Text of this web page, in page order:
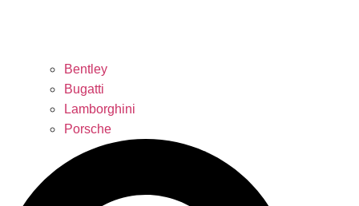
Bentley
Bugatti
Lamborghini
Porsche